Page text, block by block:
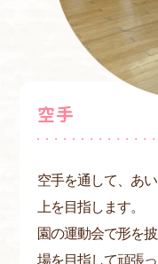
空手
空手を通して、あ
上を目指します。
園の運動会で形を
場を目指して頑張っ